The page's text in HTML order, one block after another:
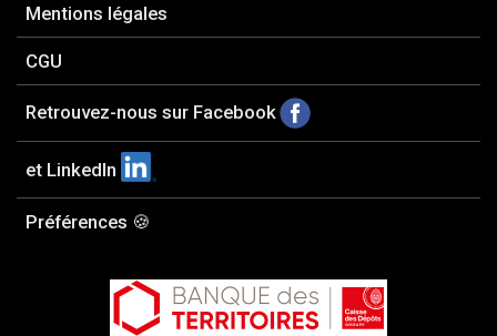
Mentions légales
CGU
Retrouvez-nous sur Facebook
et LinkedIn
Préférences 🍪